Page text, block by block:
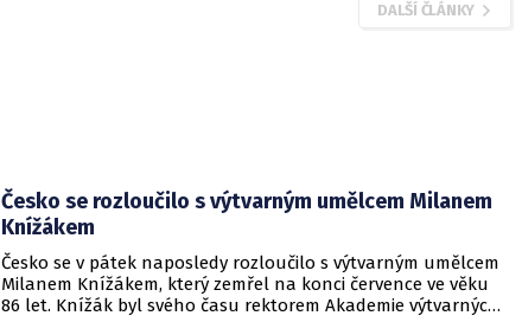
DALŠÍ ČLÁNKY
Česko se rozloučilo s výtvarným umělcem Milanem
Knížákem
Česko se v pátek naposledy rozloučilo s výtvarným umělcem
Milanem Knížákem, který zemřel na konci července ve věku
86 let. Knížák byl svého času rektorem Akademie výtvarných